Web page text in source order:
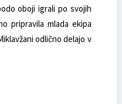
oboji igrali po svojih
pripravila mlada ekipa
odlično delajo v